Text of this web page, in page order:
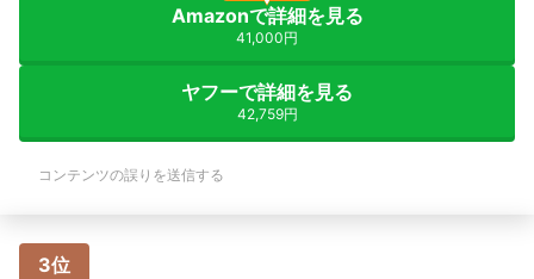
Amazonで詳細を見る
41,000円
ヤフーで詳細を見る
42,759円
コンテンツの誤りを送信する
3位